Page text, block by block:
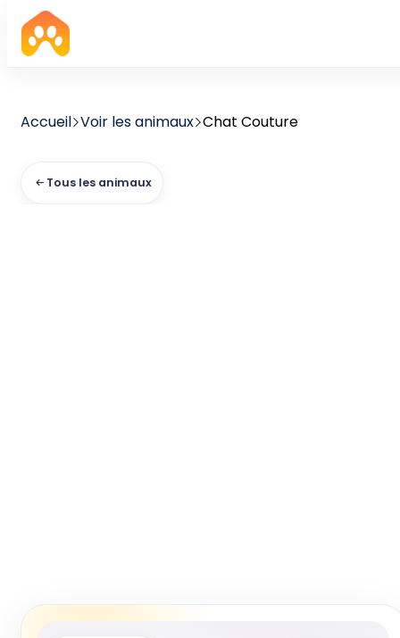
Accueil Voir les animaux Chat Couture
Tous les animaux